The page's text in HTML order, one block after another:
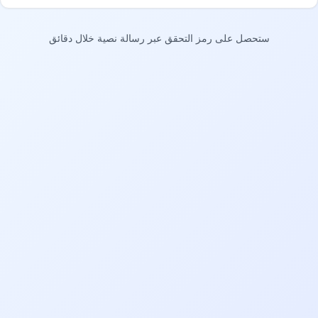
ستحصل على رمز التحقق عبر رسالة نصية خلال دقائق